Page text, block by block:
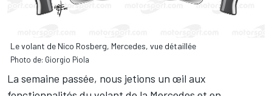
Le volant de Nico Rosberg, Mercedes, vue détaillée
Photo de: Giorgio Piola
La semaine passée, nous jetions un œil aux